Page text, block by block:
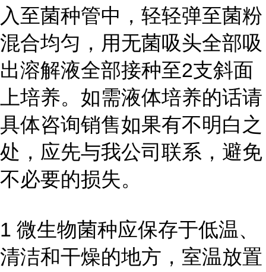
入至菌种管中，轻轻弹至菌粉
混合均匀，用无菌吸头全部吸
出溶解液全部接种至2支斜面
上培养。如需液体培养的话请
具体咨询销售如果有不明白之
处，应先与我公司联系，避免
不必要的损失。
1 微生物菌种应保存于低温、
清洁和干燥的地方，室温放置